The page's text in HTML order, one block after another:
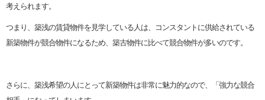
考えられます。
つまり、築浅の賃貸物件を見学している人は、コンスタントに供給されている
新築物件が競合物件になるため、築古物件に比べて競合物件が多いのです。
さらに、築浅希望の人にとって新築物件は非常に魅力的なので、「強力な競合